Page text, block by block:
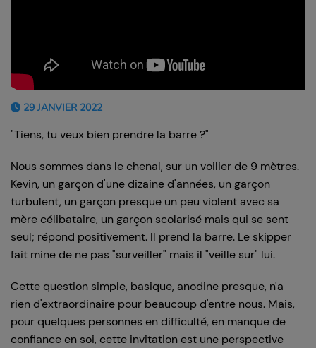
29 JANVIER 2022
"Tiens, tu veux bien prendre la barre ?"
Nous sommes dans le chenal, sur un voilier de 9 mètres.
Kevin, un garçon d'une dizaine d'années, un garçon
turbulent, un garçon presque un peu violent avec sa
mère célibataire, un garçon scolarisé mais qui se sent
seul; répond positivement. Il prend la barre. Le skipper
fait mine de ne pas "surveiller" mais il "veille sur" lui.
Cette question simple, basique, anodine presque, n'a
rien d'extraordinaire pour beaucoup d'entre nous. Mais,
pour quelques personnes en difficulté, en manque de
confiance en soi, cette invitation est une perspective